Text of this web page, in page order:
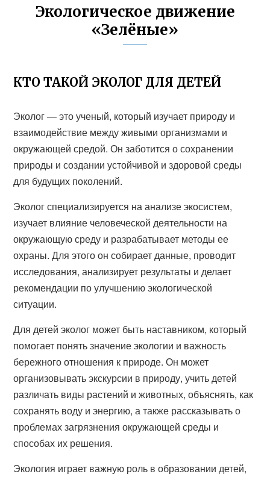
Экологическое движение
«Зелёные»
КТО ТАКОЙ ЭКОЛОГ ДЛЯ ДЕТЕЙ
Эколог — это ученый, который изучает природу и
взаимодействие между живыми организмами и
окружающей средой. Он заботится о сохранении
природы и создании устойчивой и здоровой среды
для будущих поколений.
Эколог специализируется на анализе экосистем,
изучает влияние человеческой деятельности на
окружающую среду и разрабатывает методы ее
охраны. Для этого он собирает данные, проводит
исследования, анализирует результаты и делает
рекомендации по улучшению экологической
ситуации.
Для детей эколог может быть наставником, который
помогает понять значение экологии и важность
бережного отношения к природе. Он может
организовывать экскурсии в природу, учить детей
различать виды растений и животных, объяснять, как
сохранять воду и энергию, а также рассказывать о
проблемах загрязнения окружающей среды и
способах их решения.
Экология играет важную роль в образовании детей,